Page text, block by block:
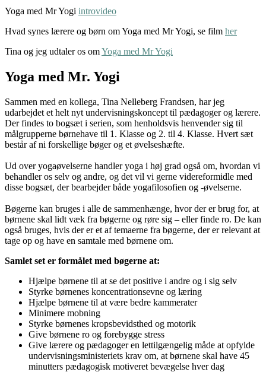
Yoga med Mr Yogi introvideo
Hvad synes lærere og børn om Yoga med Mr Yogi, se film her
Tina og jeg udtaler os omYoga med Mr Yogi
Yoga med Mr. Yogi
Sammen med en kollega, Tina Nelleberg Frandsen, har jeg
udarbejdet et helt nyt undervisningskoncept til pædagoger og lærere.
Der findes to bogsæt i serien, som henholdsvis henvender sig til
målgrupperne børnehave til 1. Klasse og 2. til 4. Klasse. Hvert sæt
består af ni forskellige bøger og et øvelseshæfte.
Ud over yogaøvelserne handler yoga i høj grad også om, hvordan vi
behandler os selv og andre, og det vil vi gerne videreformidle med
disse bogsæt, der bearbejder både yogafilosofien og -øvelserne.
Bøgerne kan bruges i alle de sammenhænge, hvor der er brug for, at
børnene skal lidt væk fra bøgerne og røre sig – eller finde ro. De kan
også bruges, hvis der er et af temaerne fra bøgerne, der er relevant at
tage op og have en samtale med børnene om.
Samlet set er formålet med bøgerne at:
Hjælpe børnene til at se det positive i andre og i sig selv
Styrke børnenes koncentrationsevne og læring
Hjælpe børnene til at være bedre kammerater
Minimere mobning
Styrke børnenes kropsbevidsthed og motorik
Give børnene ro og forebygge stress
Give lærere og pædagoger en lettilgængelig måde at opfylde
undervisningsministeriets krav om, at børnene skal have 45
minutters pædagogisk motiveret bevægelse hver dag